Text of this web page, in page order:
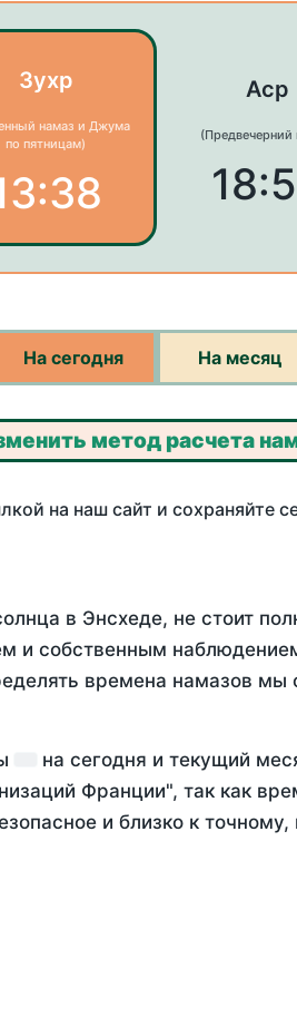
Зухр
намаз и Джума
по пятницам)
Аср
(Предвечерний
На сегодня На месяц
метод расчета
на наш сайт и сохраняйте
в Энсхеде, не стоит
и собственным
времена намазов мы
на сегодня и текущий
Франции", так как
и близко к